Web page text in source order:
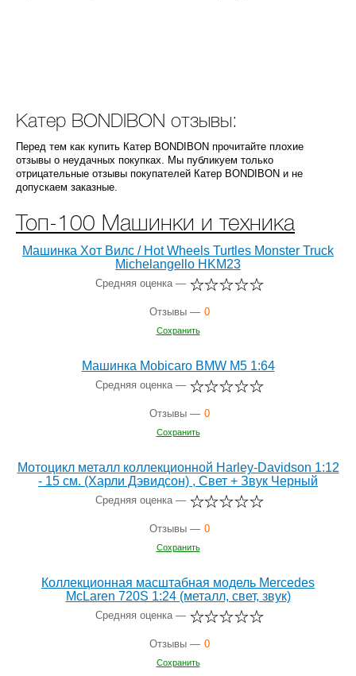
Катер BONDIBON отзывы:
Перед тем как купить Катер BONDIBON прочитайте плохие
отзывы о неудачных покупках. Мы публикуем только
отрицательные отзывы покупателей Катер BONDIBON и не
допускаем заказные.
Топ-100 Машинки и техника
Машинка Хот Вилс / Hot Wheels Turtles Monster Truck
Michelangello HKM23
Средняя оценка —
Отзывы — 0
Сохранить
Машинка Mobicaro BMW M5 1:64
Средняя оценка —
Отзывы — 0
Сохранить
Мотоцикл металл коллекционной Harley-Davidson 1:12
- 15 см. (Харли Дэвидсон) , Свет + Звук Черный
Средняя оценка —
Отзывы — 0
Сохранить
Коллекционная масштабная модель Mercedes
McLaren 720S 1:24 (металл, свет, звук)
Средняя оценка —
Отзывы — 0
Сохранить